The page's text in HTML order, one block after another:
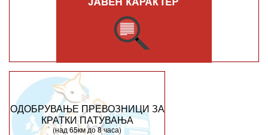
ОДОБРУВАЊЕ ПРЕВОЗНИЦИ ЗА
КРАТКИ ПАТУВАЊА
(над 65км до 8 часа)